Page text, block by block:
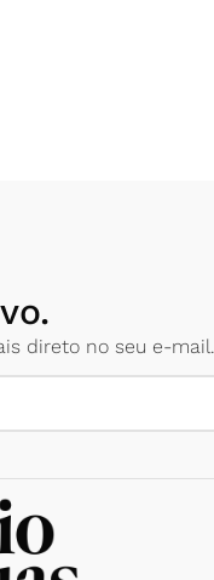
direto no seu e-mail.